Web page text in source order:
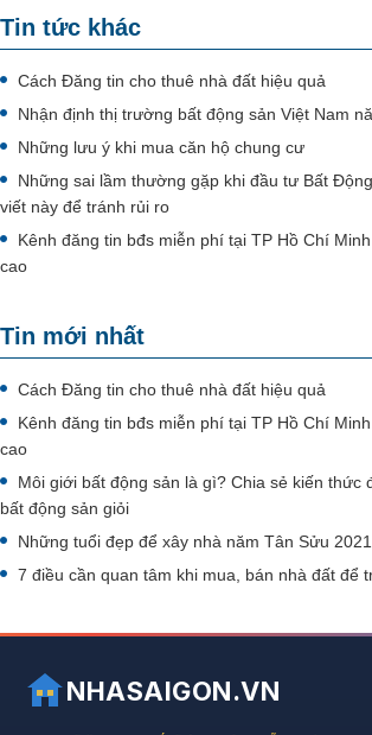
Tin tức khác
Cách Đăng tin cho thuê nhà đất hiệu quả
Nhận định thị trường bất động sản Việt Nam
Những lưu ý khi mua căn hộ chung cư
Những sai lầm thường gặp khi đầu tư Bất
viết này để tránh rủi ro
Kênh đăng tin bđs miễn phí tại TP Hồ Chí
cao
Tin mới nhất
Cách Đăng tin cho thuê nhà đất hiệu quả
Kênh đăng tin bđs miễn phí tại TP Hồ Chí
cao
Môi giới bất động sản là gì? Chia sẻ kiến thức
bất động sản giỏi
Những tuổi đẹp để xây nhà năm Tân Sửu 2021
7 điều cần quan tâm khi mua, bán nhà đất để
NHASAIGON.VN